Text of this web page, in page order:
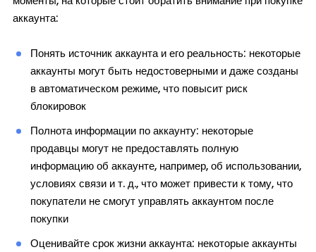
аккаунта:
Понять источник аккаунта и его реальность: некоторые
аккаунты могут быть недостоверными и даже созданы
в автоматическом режиме, что повысит риск
блокировок
Полнота информации по аккаунту: некоторые
продавцы могут не предоставлять полную
информацию об аккаунте, например, об использовании,
условиях связи и т. д., что может привести к тому, что
покупатели не смогут управлять аккаунтом после
покупки
Оценивайте срок жизни аккаунта: некоторые аккаунты